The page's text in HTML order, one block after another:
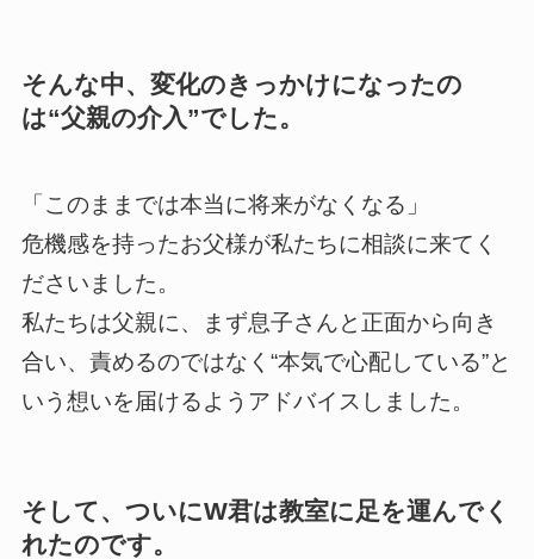
そんな中、変化のきっかけになったの
は“父親の介入”でした。
「このままでは本当に将来がなくなる」
危機感を持ったお父様が私たちに相談に来てく
ださいました。
私たちは父親に、まず息子さんと正面から向き
合い、責めるのではなく“本気で心配している”と
いう想いを届けるようアドバイスしました。
そして、ついにW君は教室に足を運んでく
れたのです。